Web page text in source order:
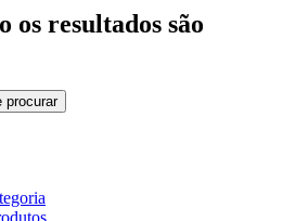
os resultados são
procurar